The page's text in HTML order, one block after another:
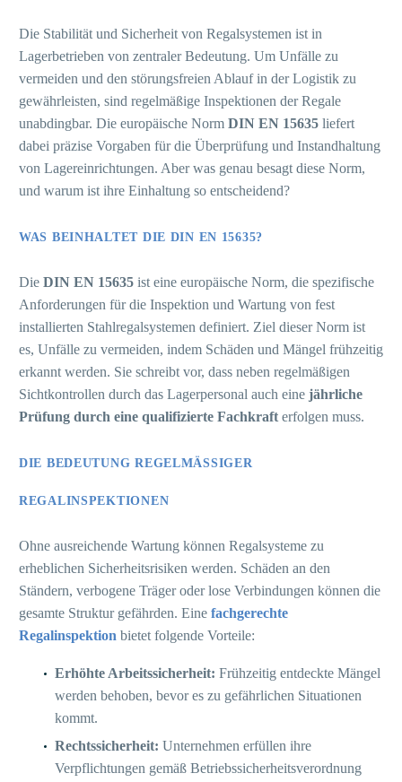
Die Stabilität und Sicherheit von Regalsystemen ist in
Lagerbetrieben von zentraler Bedeutung. Um Unfälle zu
vermeiden und den störungsfreien Ablauf in der Logistik zu
gewährleisten, sind regelmäßige Inspektionen der Regale
unabdingbar. Die europäische Norm DIN EN 15635 liefert
dabei präzise Vorgaben für die Überprüfung und Instandhaltung
von Lagereinrichtungen. Aber was genau besagt diese Norm,
und warum ist ihre Einhaltung so entscheidend?
WAS BEINHALTET DIE DIN EN 15635?
Die DIN EN 15635 ist eine europäische Norm, die spezifische
Anforderungen für die Inspektion und Wartung von fest
installierten Stahlregalsystemen definiert. Ziel dieser Norm ist
es, Unfälle zu vermeiden, indem Schäden und Mängel frühzeitig
erkannt werden. Sie schreibt vor, dass neben regelmäßigen
Sichtkontrollen durch das Lagerpersonal auch eine jährliche
Prüfung durch eine qualifizierte Fachkraft erfolgen muss.
DIE BEDEUTUNG REGELMÄSSIGER R
EGALINSPEKTIONEN
Ohne ausreichende Wartung können Regalsysteme zu
erheblichen Sicherheitsrisiken werden. Schäden an den
Ständern, verbogene Träger oder lose Verbindungen können die
gesamte Struktur gefährden. Eine fachgerechte
Regalinspektion bietet folgende Vorteile:
Erhöhte Arbeitssicherheit: Frühzeitig entdeckte Mängel
werden behoben, bevor es zu gefährlichen Situationen
kommt.
Rechtssicherheit: Unternehmen erfüllen ihre
Verpflichtungen gemäß Betriebssicherheitsverordnung